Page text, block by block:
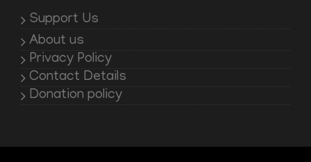
Support Us
About us
Privacy Policy
Contact Details
Donation policy